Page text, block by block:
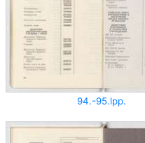
94.-95.lpp.